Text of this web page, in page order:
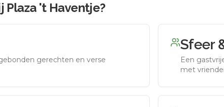
Plaza 't Haventje?
gerechten en verse
Sfeer
Een
met